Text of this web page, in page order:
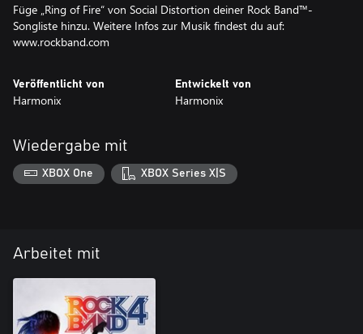
Füge „Ring of Fire“ von Social Distortion deiner Rock Band™-
Songliste hinzu. Weitere Infos zur Musik findest du auf:
www.rockband.com
Veröffentlicht von
Harmonix
Entwickelt von
Harmonix
Wiedergabe mit
XBOX One XBOX Series X|S
Arbeitet mit